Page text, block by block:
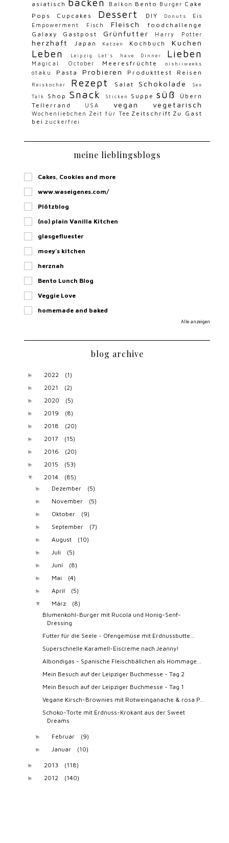
asiatisch Balkon Bento Burger Cake
Pops
Cupcakes Dessert DIY Donuts
Eis
Empowerment
Fisch Fleisch
foodchallenge
Galaxy
Gastpost Grünfutter Harry Potter
herzhaft Japan Katzen Kochbuch Kuchen
Leben Leipzig Let's have Dinner Lieben
Magical October Meeresfrüchte oishiiweeks
otaku Pasta Probieren Produkttest Reisen
Reiskocher Rezept Salat Schokolade Sex
Talk Shop Snack Sticken Suppe süß
Übern
Tellerrand
USA vegan vegetarisch
Wochenliebchen Zeit für Tee Zeitschrift Zu Gast
bei zuckerfrei
meine lieblingsblogs
Cakes, Cookies and more
www.waseigenes.com/
Plötzblog
(no) plain Vanilla Kitchen
glasgefluester
moey's kitchen
herznah
Bento Lunch Blog
Veggie Love
homemade and baked
Alle anzeigen
blog archive
► 2022 (1)
► 2021 (2)
► 2020 (5)
► 2019 (8)
► 2018 (20)
► 2017 (15)
► 2016 (20)
► 2015 (53)
▼ 2014 (85)
► Dezember (5)
► November (5)
► Oktober (9)
► September (7)
► August (10)
► Juli (5)
► Juni (8)
► Mai (4)
► April (5)
▼ März
(8)
Blumenkohl-Burger mit Rucola und Honig-Senf-
Dressing
Futter für die Seele - Ofengemüse mit Erdnussbutte...
Superschnelle Karamell-Eiscreme nach Jeanny!
Albondigas - Spanische Fleischbällchen als Hommage...
Mein Besuch auf der Leipziger Buchmesse - Tag 2
Mein Besuch auf der Leipziger Buchmesse - Tag 1
Vegane Kirsch-Brownies mit Rotweinganache & rosa P...
Schoko-Torte mit Erdnuss-Krokant aus der Sweet
Dreams
► Februar (9)
► Januar (10)
► 2013 (118)
► 2012 (140)